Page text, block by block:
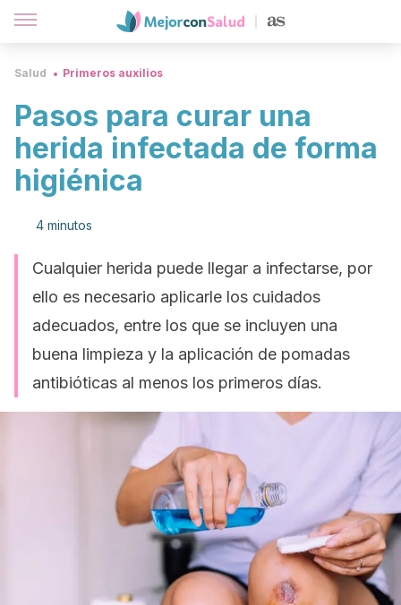
Salud Primeros auxilios
Pasos para curar una
herida infectada de forma
higiénica
4 minutos
Cualquier herida puede llegar a infectarse, por
ello es necesario aplicarle los cuidados
adecuados, entre los que se incluyen una
buena limpieza y la aplicación de pomadas
antibióticas al menos los primeros días.